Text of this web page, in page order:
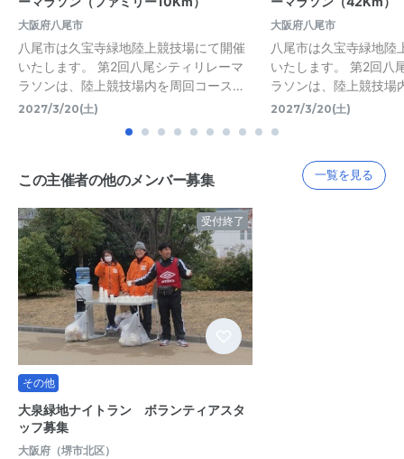
大阪府八尾市
八尾市は久宝寺緑地陸上競技場にて開催
いたします。 第2回八尾シティリレーマ
ラソンは、陸上競技場内を周回コース…
2027/3/20(土)
大阪府八尾市
八尾市は久宝寺緑地陸
いたします。 第2回八
ラソンは、陸上競技場
2027/3/20(土)
この主催者の他のメンバー募集 一覧を見る
受付終了
その他
大泉緑地ナイトラン ボランティアスタ
ッフ募集
大阪府（堺市北区）